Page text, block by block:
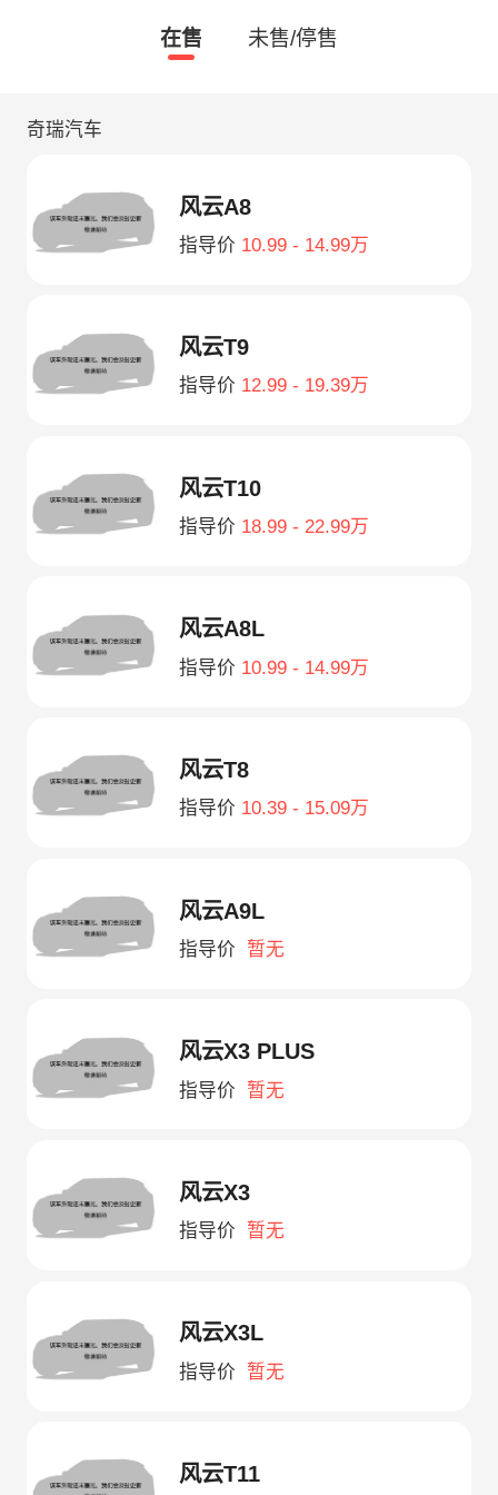
在售 未售/停售
奇瑞汽车
风云A8
指导价 10.99 - 14.99万
风云T9
指导价 12.99 - 19.39万
风云T10
指导价 18.99 - 22.99万
风云A8L
指导价 10.99 - 14.99万
风云T8
指导价 10.39 - 15.09万
风云A9L
指导价 暂无
风云X3 PLUS
指导价 暂无
风云X3
指导价 暂无
风云X3L
指导价 暂无
风云T11